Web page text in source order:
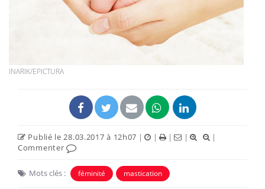
INARIK/EPICTURA
Publié le 28.03.2017 à 12h07 | | | |
|
Commenter
Mots clés : féminité mastication